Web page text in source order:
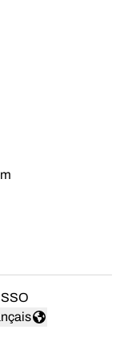
SSO
la langue